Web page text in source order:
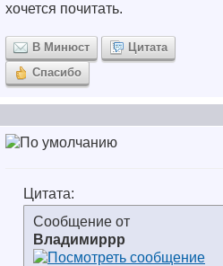
хочется почитать.
В Минюст
Цитата
Спасибо
Цитата:
Сообщение от
Владимиррр